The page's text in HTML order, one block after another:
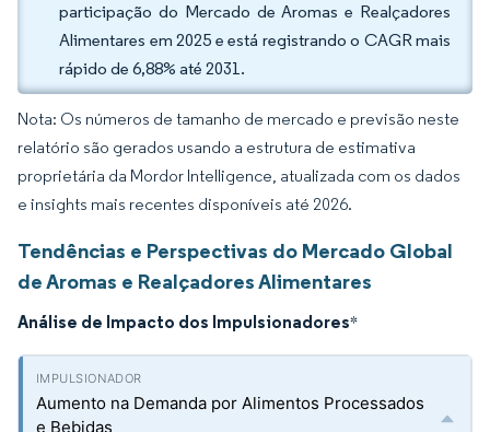
participação do Mercado de Aromas e Realçadores
Alimentares em 2025 e está registrando o CAGR mais
rápido de 6,88% até 2031.
Nota: Os números de tamanho de mercado e previsão neste
relatório são gerados usando a estrutura de estimativa
proprietária da Mordor Intelligence, atualizada com os dados
e insights mais recentes disponíveis até 2026.
Tendências e Perspectivas do Mercado Global
de Aromas e Realçadores Alimentares
Análise de Impacto dos Impulsionadores*
Aumento na Demanda por Alimentos Processados
e Bebidas